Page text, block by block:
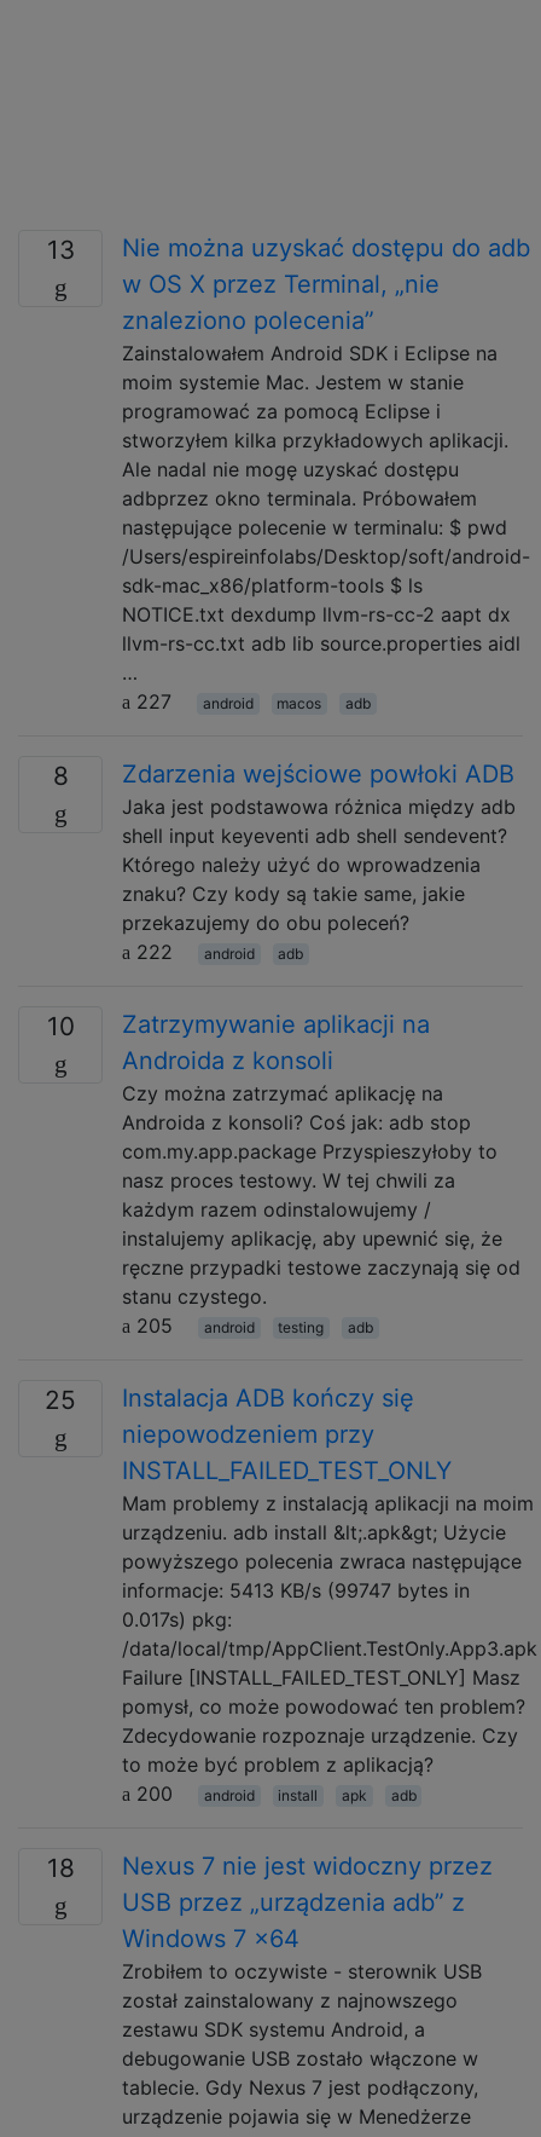
13
Nie można uzyskać dostępu do adb
w OS X przez Terminal, „nie
znaleziono polecenia”
Zainstalowałem Android SDK i Eclipse na
moim systemie Mac. Jestem w stanie
programować za pomocą Eclipse i
stworzyłem kilka przykładowych aplikacji.
Ale nadal nie mogę uzyskać dostępu
adbprzez okno terminala. Próbowałem
następujące polecenie w terminalu: $ pwd
/Users/espireinfolabs/Desktop/soft/android-
sdk-mac_x86/platform-tools $ ls
NOTICE.txt dexdump llvm-rs-cc-2 aapt dx
llvm-rs-cc.txt adb lib source.properties aidl
…
227
android macos adb
8 Zdarzenia wejściowe powłoki ADB
Jaka jest podstawowa różnica między adb
shell input keyeventi adb shell sendevent?
Którego należy użyć do wprowadzenia
znaku? Czy kody są takie same, jakie
przekazujemy do obu poleceń?
222
android adb
10
Zatrzymywanie aplikacji na
Androida z konsoli
Czy można zatrzymać aplikację na
Androida z konsoli? Coś jak: adb stop
com.my.app.package Przyspieszyłoby to
nasz proces testowy. W tej chwili za
każdym razem odinstalowujemy /
instalujemy aplikację, aby upewnić się, że
ręczne przypadki testowe zaczynają się od
stanu czystego.
205
android testing adb
25
Instalacja ADB kończy się
niepowodzeniem przy
INSTALL_FAILED_TEST_ONLY
Mam problemy z instalacją aplikacji na moim
urządzeniu. adb install &lt;.apk&gt; Użycie
powyższego polecenia zwraca następujące
informacje: 5413 KB/s (99747 bytes in
0.017s) pkg:
/data/local/tmp/AppClient.TestOnly.App3.apk
Failure [INSTALL_FAILED_TEST_ONLY] Masz
pomysł, co może powodować ten problem?
Zdecydowanie rozpoznaje urządzenie. Czy
to może być problem z aplikacją?
200
android install apk adb
18
Nexus 7 nie jest widoczny przez
USB przez „urządzenia adb” z
Windows 7 x64
Zrobiłem to oczywiste - sterownik USB
został zainstalowany z najnowszego
zestawu SDK systemu Android, a
debugowanie USB zostało włączone w
tablecie. Gdy Nexus 7 jest podłączony,
urządzenie pojawia się w Menedżerze